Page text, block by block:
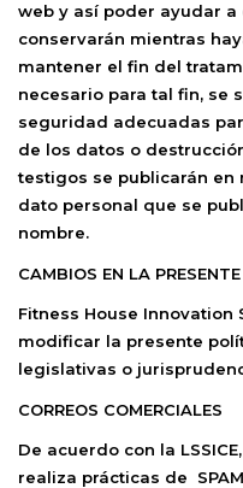
web y así poder ayudar a
conservarán mientras
mantener el fin del
necesario para tal fin, se
seguridad adecuadas
de los datos o
testigos se publicarán en
dato personal que se
nombre.
CAMBIOS EN LA
Fitness House Innovation
modificar la presente
legislativas o
CORREOS COMERCIALES
De acuerdo con la LSSICE,
realiza prácticas de